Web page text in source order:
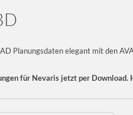
Planungsdaten elegant mit den
für Nevaris jetzt per Download.